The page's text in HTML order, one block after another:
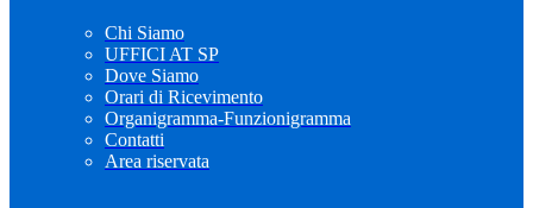
Chi Siamo
UFFICI AT SP
Dove Siamo
Orari di Ricevimento
Organigramma-Funzionigramma
Contatti
Area riservata